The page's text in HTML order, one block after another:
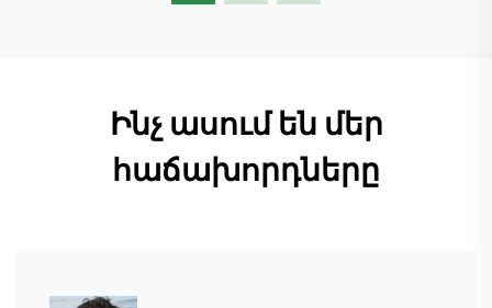
Ինչ ասում են մեր
հաճախորդները